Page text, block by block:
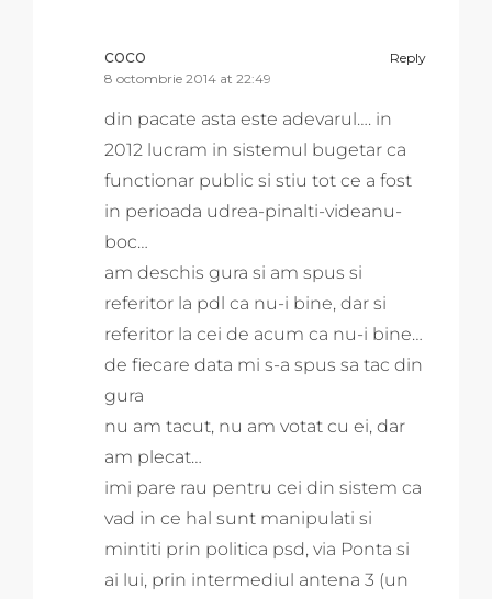
Reply
coco
8 octombrie 2014 at 22:49
din pacate asta este adevarul…. in
2012 lucram in sistemul bugetar ca
functionar public si stiu tot ce a fost
in perioada udrea-pinalti-videanu-
boc…
am deschis gura si am spus si
referitor la pdl ca nu-i bine, dar si
referitor la cei de acum ca nu-i bine…
de fiecare data mi s-a spus sa tac din
gura
nu am tacut, nu am votat cu ei, dar
am plecat…
imi pare rau pentru cei din sistem ca
vad in ce hal sunt manipulati si
mintiti prin politica psd, via Ponta si
ai lui, prin intermediul antena 3 (un